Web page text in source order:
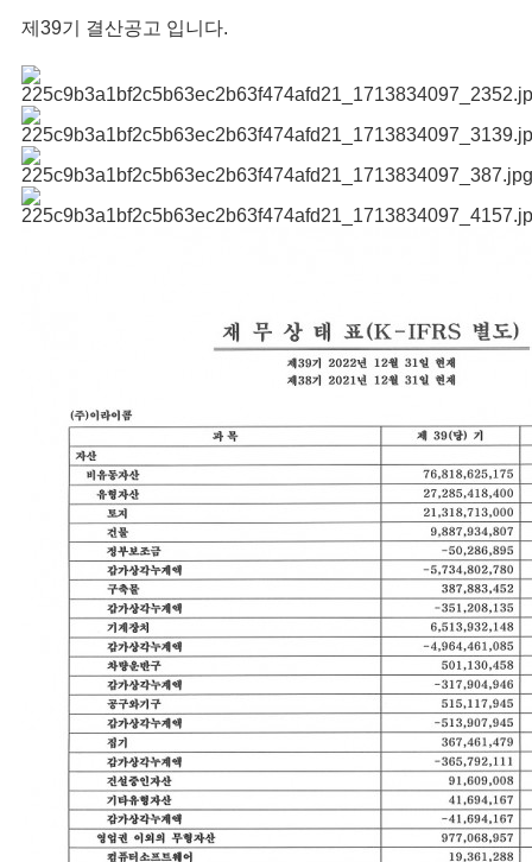
제39기 결산공고 입니다.